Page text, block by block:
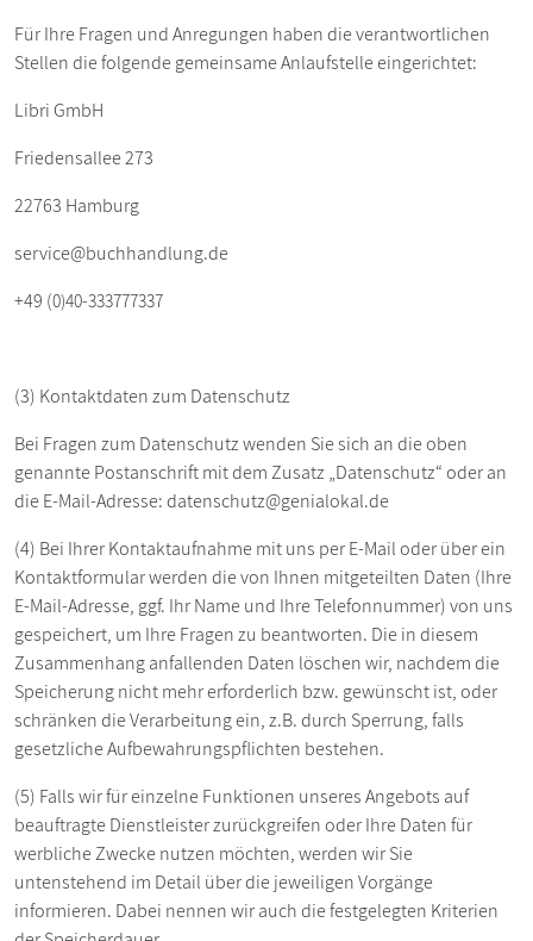
Für Ihre Fragen und Anregungen haben die verantwortlichen
Stellen die folgende gemeinsame Anlaufstelle eingerichtet:
Libri GmbH
Friedensallee 273
22763 Hamburg
service@buchhandlung.de
+49 (0)40-333777337
(3) Kontaktdaten zum Datenschutz
Bei Fragen zum Datenschutz wenden Sie sich an die oben
genannte Postanschrift mit dem Zusatz „Datenschutz“ oder an
die E-Mail-Adresse: datenschutz@genialokal.de
(4) Bei Ihrer Kontaktaufnahme mit uns per E-Mail oder über ein
Kontaktformular werden die von Ihnen mitgeteilten Daten (Ihre
E-Mail-Adresse, ggf. Ihr Name und Ihre Telefonnummer) von uns
gespeichert, um Ihre Fragen zu beantworten. Die in diesem
Zusammenhang anfallenden Daten löschen wir, nachdem die
Speicherung nicht mehr erforderlich bzw. gewünscht ist, oder
schränken die Verarbeitung ein, z.B. durch Sperrung, falls
gesetzliche Aufbewahrungspflichten bestehen.
(5) Falls wir für einzelne Funktionen unseres Angebots auf
beauftragte Dienstleister zurückgreifen oder Ihre Daten für
werbliche Zwecke nutzen möchten, werden wir Sie
untenstehend im Detail über die jeweiligen Vorgänge
informieren. Dabei nennen wir auch die festgelegten Kriterien